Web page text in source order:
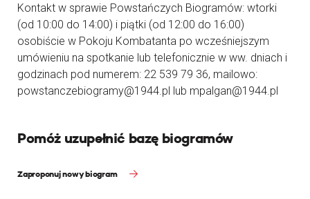
Kontakt w sprawie Powstańczych Biogramów: wtorki
(od 10:00 do 14:00) i piątki (od 12:00 do 16:00)
osobiście w Pokoju Kombatanta po wcześniejszym
umówieniu na spotkanie lub telefonicznie w ww. dniach i
godzinach pod numerem: 22 539 79 36, mailowo:
powstanczebiogramy@1944.pl lub mpalgan@1944.pl
Pomóż uzupełnić bazę biogramów
Zaproponuj nowy biogram